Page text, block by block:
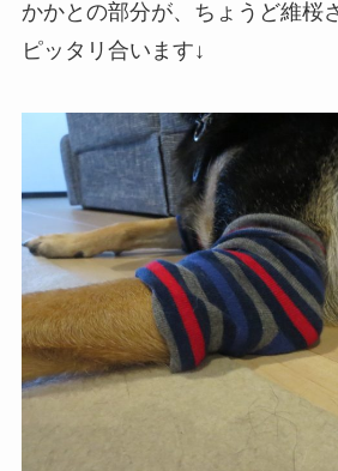
かかとの部分が、ちょうど維桜
ピッタリ合います↓